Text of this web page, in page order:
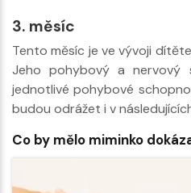
3. měsíc
Tento měsíc je ve vývoji
Jeho pohybový a nervový
jednotlivé pohybové
budou odrážet i v
Co by mělo miminko